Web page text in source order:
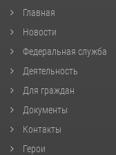
Главная
Новости
Федеральная служба
Деятельность
Для граждан
Документы
Контакты
Герои